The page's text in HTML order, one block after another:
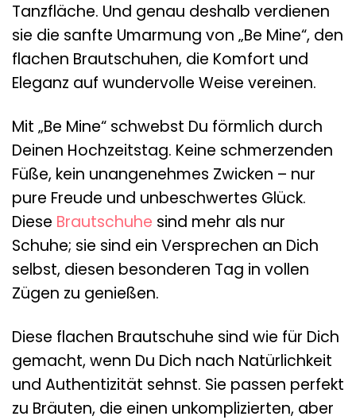
Tanzfläche. Und genau deshalb verdienen
sie die sanfte Umarmung von „Be Mine“, den
flachen Brautschuhen, die Komfort und
Eleganz auf wundervolle Weise vereinen.
Mit „Be Mine“ schwebst Du förmlich durch
Deinen Hochzeitstag. Keine schmerzenden
Füße, kein unangenehmes Zwicken – nur
pure Freude und unbeschwertes Glück.
Diese Brautschuhe sind mehr als nur
Schuhe; sie sind ein Versprechen an Dich
selbst, diesen besonderen Tag in vollen
Zügen zu genießen.
Diese flachen Brautschuhe sind wie für Dich
gemacht, wenn Du Dich nach Natürlichkeit
und Authentizität sehnst. Sie passen perfekt
zu Bräuten, die einen unkomplizierten, aber